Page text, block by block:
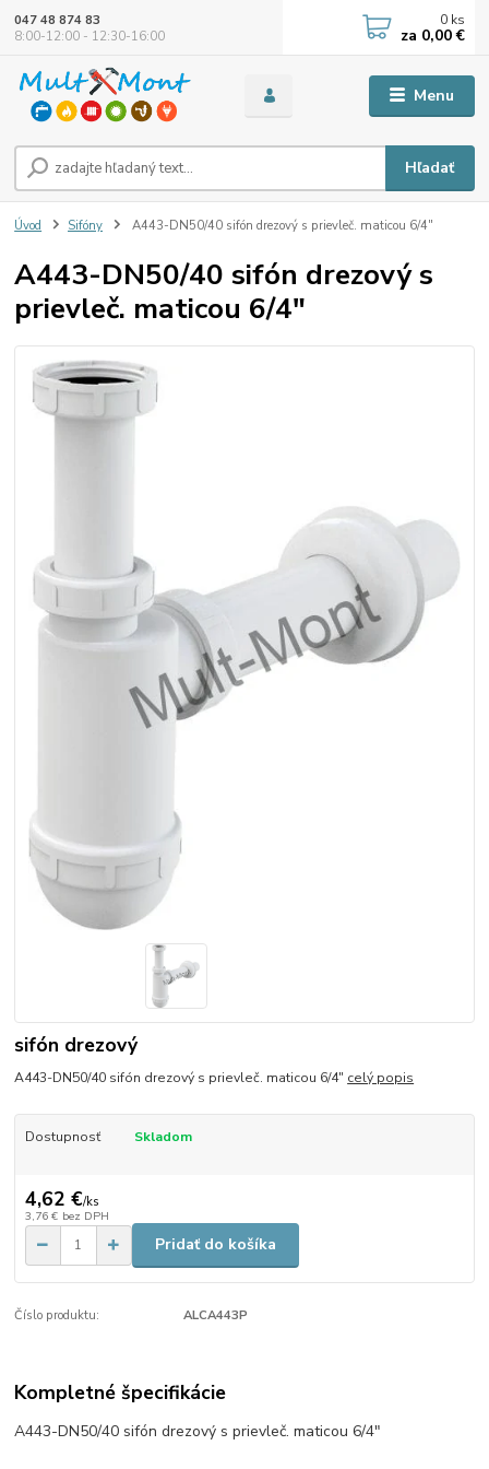
Menu
Hľadať
047 48 874 83
8:00-12:00 - 12:30-16:00
0 ks
za 0,00 €
Úvod Sifóny A443-DN50/40 sifón drezový s prievleč. maticou 6/4"
A443-DN50/40 sifón drezový s
prievleč. maticou 6/4"
sifón drezový
A443-DN50/40 sifón drezový s prievleč. maticou 6/4" celý popis
Dostupnosť Skladom
4,62 €/ks
3,76 € bez DPH
Pridať do košíka
Číslo produktu: ALCA443P
Kompletné špecifikácie
A443-DN50/40 sifón drezový s prievleč. maticou 6/4"